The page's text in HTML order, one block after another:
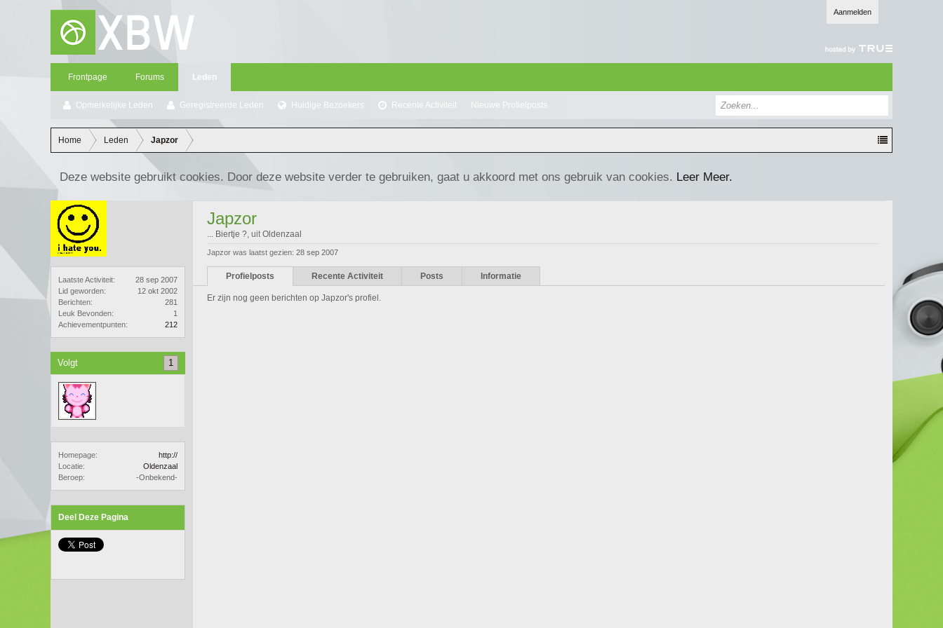
Aanmelden
Frontpage Forums Leden
Opmerkelijke Leden Geregistreerde Leden Huidige Bezoekers Recente Activiteit Nieuwe Profielposts
Home Leden Japzor
Deze website gebruikt cookies. Door deze website verder te gebruiken, gaat u akkoord met ons gebruik van cookies. Leer Meer.
Laatste Activiteit:
28 sep 2007
Lid geworden:
12 okt 2002
Berichten:
281
Leuk Bevonden:
1
Achievementpunten:
212
Volgt 1
Homepage:
http://
Locatie:
Oldenzaal
Beroep:
-Onbekend-
Deel Deze Pagina
Japzor
... Biertje ?,uit Oldenzaal
Japzor was laatst gezien: 28 sep 2007
Profielposts Recente Activiteit Posts Informatie
Er zijn nog geen berichten op Japzor's profiel.